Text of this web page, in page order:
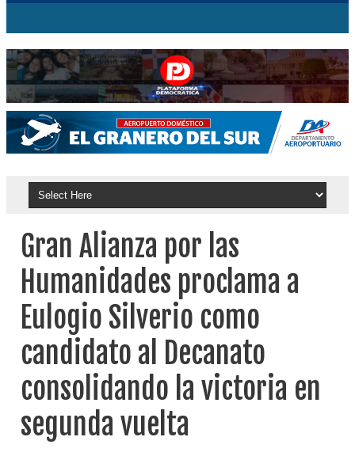
Gran Alianza por las
Humanidades proclama a
Eulogio Silverio como
candidato al Decanato
consolidando la victoria en
segunda vuelta